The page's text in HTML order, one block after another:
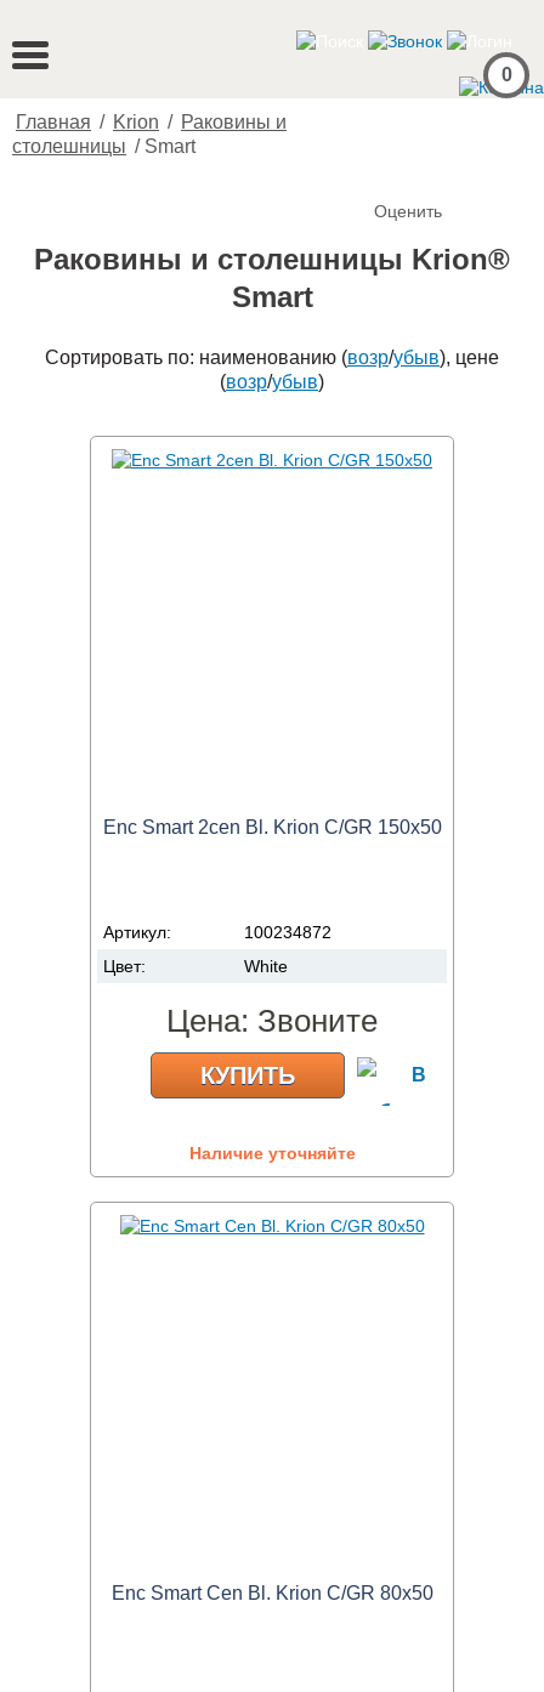
0
Главная / Krion / Раковины и
столешницы / Smart
Оценить
Раковины и столешницы Krion®
Smart
Сортировать по: наименованию (возр/убыв), цене
(возр/убыв)
Enc Smart 2cen Bl. Krion C/GR 150x50
Артикул:
100234872
Цвет:
White
Цена: Звоните
КУПИТЬ
Наличие уточняйте
Enc Smart Cen Bl. Krion C/GR 80x50